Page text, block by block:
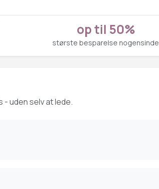
op til 50%
største besparelse nogensinde
- uden selv at lede.